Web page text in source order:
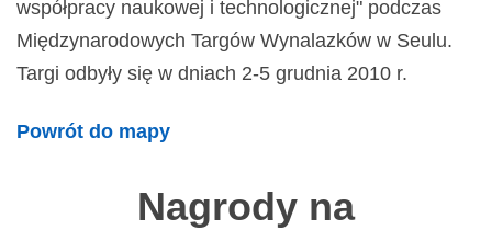
współpracy naukowej i technologicznej" podczas
Międzynarodowych Targów Wynalazków w Seulu.
Targi odbyły się w dniach 2-5 grudnia 2010 r.
Powrót do mapy
Nagrody na